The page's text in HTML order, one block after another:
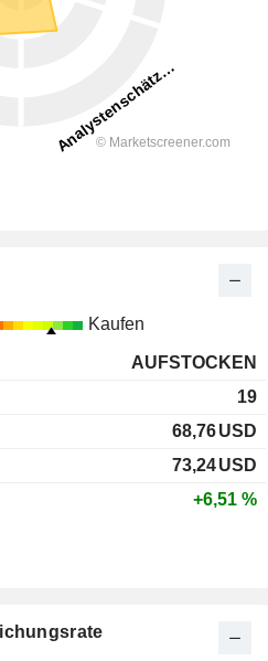
Kaufen
AUFSTOCKEN
19
68,76USD
73,24USD
+6,51 %